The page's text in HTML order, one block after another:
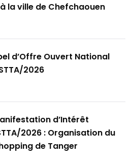
la ville de Chefchaouen
d’Offre Ouvert National
2026
d’Intérêt
2026 : Organisation du
de Tanger